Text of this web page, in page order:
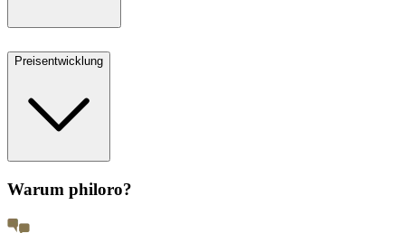
Preisentwicklung
Warum philoro?